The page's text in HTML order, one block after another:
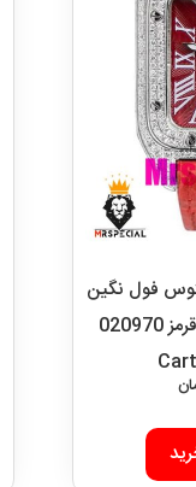
فول نگین
باتری بند چرم قرمز صفحه قرمز 020970